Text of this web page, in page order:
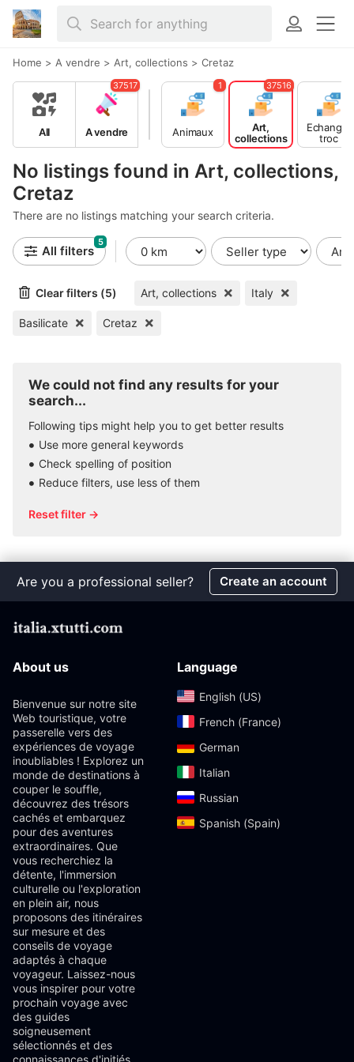
Home > A vendre > Art, collections > Cretaz
No listings found in Art, collections,
Cretaz
There are no listings matching your search criteria.
All A vendre
37517
Animaux
1
Art,
collections
37516
Echange,
troc
All filters
5
Clear filters (5) Art, collections Italy
Basilicate Cretaz
We could not find any results for your
search...
Following tips might help you to get better results
Use more general keywords
Check spelling of position
Reduce filters, use less of them
Reset filter →
Are you a professional seller? Create an account
About us
Bienvenue sur notre site
Web touristique, votre
passerelle vers des
expériences de voyage
inoubliables ! Explorez un
monde de destinations à
couper le souffle,
découvrez des trésors
cachés et embarquez
pour des aventures
extraordinaires. Que
vous recherchiez la
détente, l'immersion
culturelle ou l'exploration
en plein air, nous
proposons des itinéraires
sur mesure et des
conseils de voyage
adaptés à chaque
voyageur. Laissez-nous
vous inspirer pour votre
prochain voyage avec
des guides
soigneusement
sélectionnés et des
connaissances d'initiés.
Language
English (US)‎
French (France)‎
German‎
Italian‎
Russian‎
Spanish (Spain)‎